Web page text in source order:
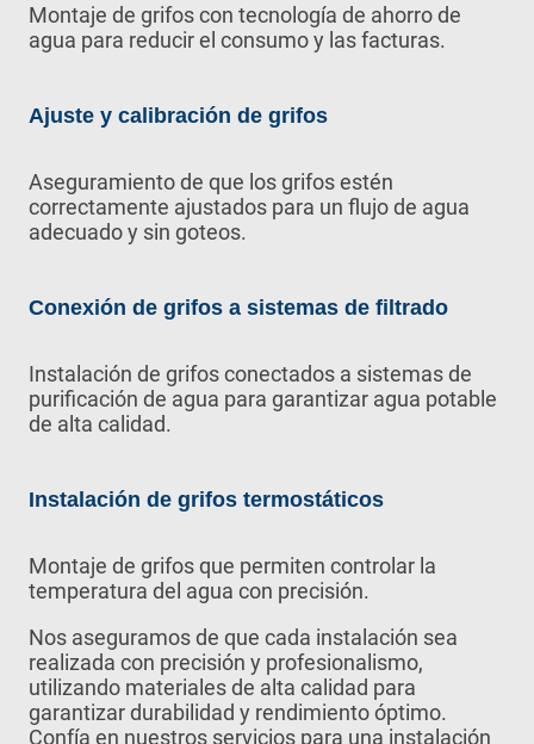
Montaje de grifos con tecnología de ahorro de
agua para reducir el consumo y las facturas.
Ajuste y calibración de grifos
Aseguramiento de que los grifos estén
correctamente ajustados para un flujo de agua
adecuado y sin goteos.
Conexión de grifos a sistemas de filtrado
Instalación de grifos conectados a sistemas de
purificación de agua para garantizar agua potable
de alta calidad.
Instalación de grifos termostáticos
Montaje de grifos que permiten controlar la
temperatura del agua con precisión.
Nos aseguramos de que cada instalación sea
realizada con precisión y profesionalismo,
utilizando materiales de alta calidad para
garantizar durabilidad y rendimiento óptimo.
Confía en nuestros servicios para una instalación